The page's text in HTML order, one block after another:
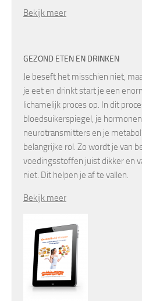
Bekijk meer
GEZOND ETEN EN DRINKEN
Je beseft het misschien niet,
je eet en drinkt start je een
lichamelijk proces op. In dit
bloedsuikerspiegel, je
neurotransmitters en je
belangrijke rol. Zo wordt je van
voedingsstoffen juist dikker en
niet. Dit helpen je af te vallen.
Bekijk meer